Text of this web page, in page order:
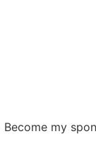
Become my